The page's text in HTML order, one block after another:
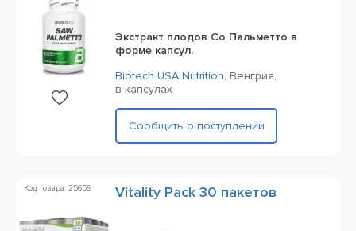
Экстракт плодов Со Пальметто в
форме капсул.
Biotech USA Nutrition, Венгрия,
в капсулах
Сообщить о поступлении
Код товара: 25656 Vitality Pack 30 пакетов